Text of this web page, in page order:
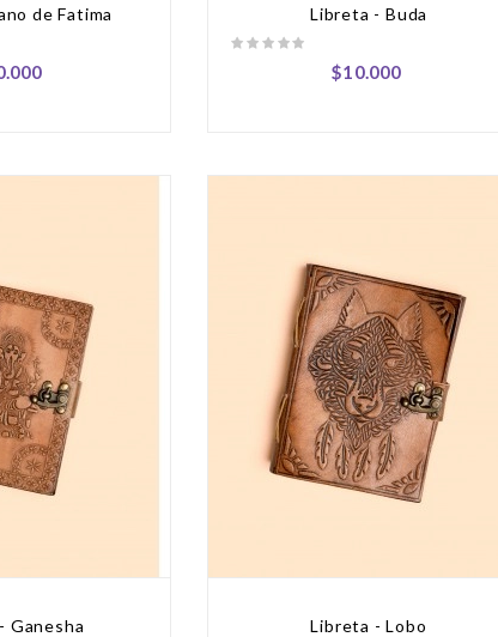
de Fatima Libreta - Buda
$10.000
Ganesha Libreta - Lobo